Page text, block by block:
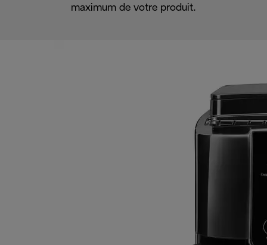
maximum de votre produit.